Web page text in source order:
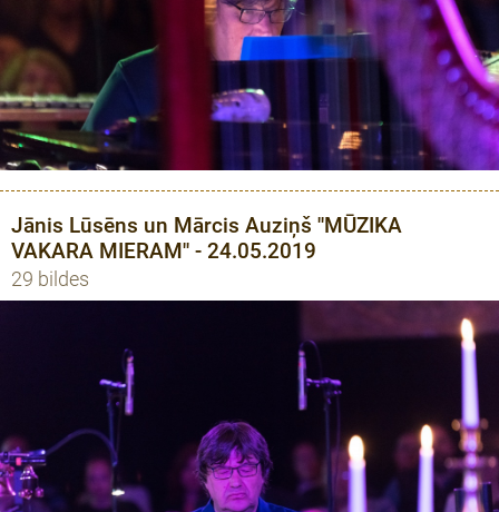
Jānis Lūsēns un Mārcis Auziņš ''MŪZIKA
VAKARA MIERAM'' - 24.05.2019
29 bildes